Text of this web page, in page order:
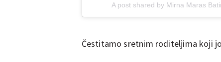
A post shared by Mirna Maras
Čestitamo sretnim roditeljima koji